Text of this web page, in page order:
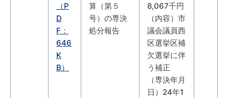
（P
D
F：
646
K
B）
算（第５
号）の専決
処分報告
8,067千円
（内容）市
議会議員西
区選挙区補
欠選挙に伴
う補正
（専決年月
日）24年1